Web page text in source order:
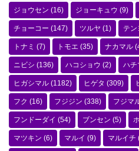
ジョウセン (16) ジョーキュウ (9)
チョーコー (147) ツルヤ (1) テン
トナミ (7) トモエ (35) ナカマル
ニビシ (136) ハコショウ (2) ハチ
ヒガシマル (1182) ヒゲタ (309)
フク (16) フジジン (338) フジマ
フンドーダイ (54) ブンセン (5)
マツキン (6) マルイ (9) マルイチ